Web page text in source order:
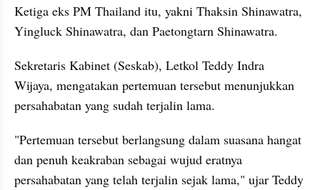
Ketiga eks PM Thailand itu, yakni Thaksin Shinawatra,
Yingluck Shinawatra, dan Paetongtarn Shinawatra.
Sekretaris Kabinet (Seskab), Letkol Teddy Indra
Wijaya, mengatakan pertemuan tersebut menunjukkan
persahabatan yang sudah terjalin lama.
"Pertemuan tersebut berlangsung dalam suasana hangat
dan penuh keakraban sebagai wujud eratnya
persahabatan yang telah terjalin sejak lama," ujar Teddy